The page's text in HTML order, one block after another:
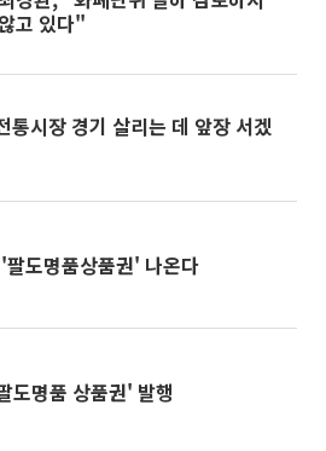
않고 있다"
통시장 경기 살리는 데 앞장 서겠
도명품상품권' 나온다
도명품 상품권' 발행